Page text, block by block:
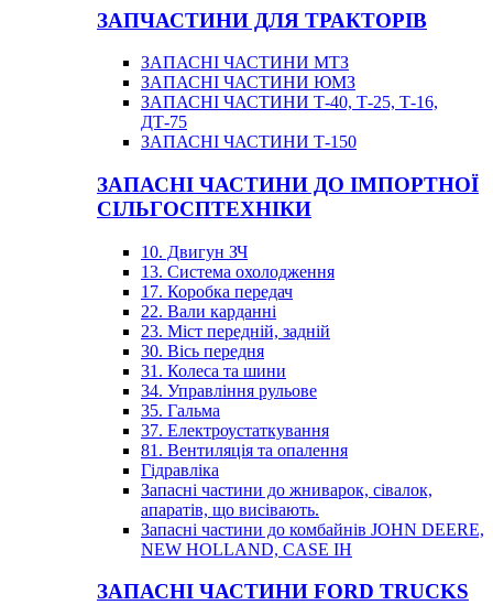
ЗАПЧАСТИНИ ДЛЯ ТРАКТОРІВ
ЗАПАСНІ ЧАСТИНИ МТЗ
ЗАПАСНІ ЧАСТИНИ ЮМЗ
ЗАПАСНІ ЧАСТИНИ Т-40, Т-25, Т-16,
ДТ-75
ЗАПАСНІ ЧАСТИНИ Т-150
ЗАПАСНІ ЧАСТИНИ ДО ІМПОРТНОЇ
СІЛЬГОСПТЕХНІКИ
10. Двигун ЗЧ
13. Система охолодження
17. Коробка передач
22. Вали карданні
23. Міст передній, задній
30. Вісь передня
31. Колеса та шини
34. Управління рульове
35. Гальма
37. Електроустаткування
81. Вентиляція та опалення
Гідравліка
Запасні частини до жниварок, сівалок,
апаратів, що висівають.
Запасні частини до комбайнів JOHN DEERE,
NEW HOLLAND, CASE IH
ЗАПАСНІ ЧАСТИНИ FORD TRUCKS